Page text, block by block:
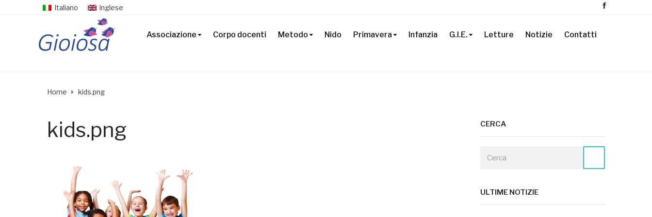
Italiano Inglese
Associazione Corpo docenti Metodo Nido Primavera Infanzia G.I.E. Letture Notizie Contatti
Home kids.png
kids.png CERCA
ULTIME NOTIZIE